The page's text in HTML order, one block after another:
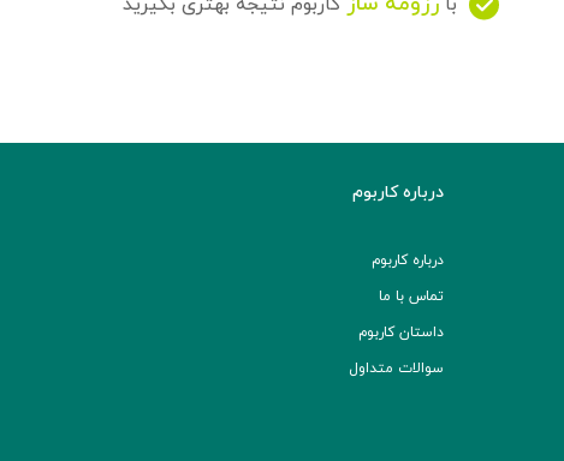
درباره کاربوم
درباره کاربوم
تماس با ما
داستان کاربوم
سوالات متداول